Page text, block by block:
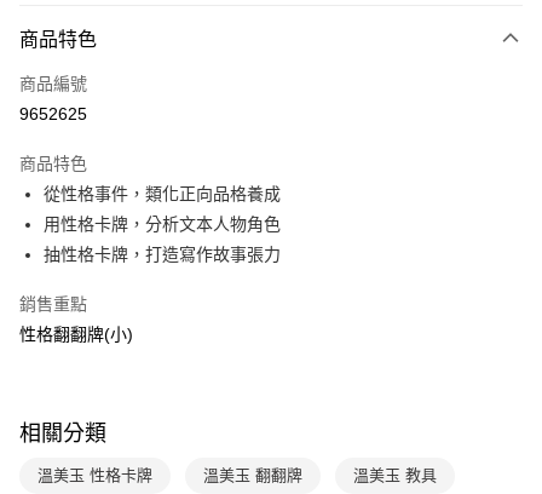
信用卡一次付款
LINE Pay
大哥付你分期
相關說明
【大哥付你分期使用說明】
1.本服務由台灣大哥大提供，台灣大哥大用戶可立即使用無須另外申請。
流程，驗證手機門號後，選擇欲分期的期數、繳款截止日，確認付款後即完
成交易。
法說明評估內容。
【繳款方式說明】
醒簡訊。
AFTEE先享後付
相關說明
AFTEE先享後付是「在收到商品之後才付款」的支付方式。 讓您購物簡單
３．安心：先確認商品／服務後，再付款。
【「AFTEE先享後付」結帳流程】
ATM付款
付款後全家取貨｜8/8-8/14運費優惠，結帳滿499即享免運。
每筆NT$70，滿NT$499(含以上)免運費
商品特色
商品編號
9652625
商品特色
從性格事件，類化正向品格養成
用性格卡牌，分析文本人物角色
抽性格卡牌，打造寫作故事張力
銷售重點
性格翻翻牌(小)
相關分類
溫美玉 性格卡牌 溫美玉 翻翻牌 溫美玉 教具